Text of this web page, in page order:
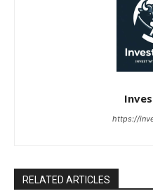
https://
RELATED ARTICLES